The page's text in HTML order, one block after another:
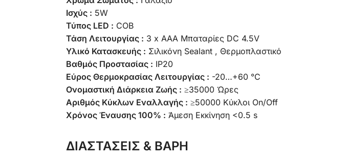
Ισχύς : 5W
Τύπος LED : COB
Τάση Λειτουργίας : 3 x ΑΑA Μπαταρίες DC 4.5V
Υλικό Κατασκευής : Σιλικόνη Sealant , Θερμοπλαστικό
Βαθμός Προστασίας : IP20
Εύρος Θερμοκρασίας Λειτουργίας : -20…+60 °C
Ονομαστική Διάρκεια Ζωής : ≥35000 Ώρες
Αριθμός Κύκλων Εναλλαγής : ≥50000 Κύκλοι On/Off
Χρόνος Έναυσης 100% : Άμεση Εκκίνηση <0.5 s
ΔΙΑΣΤΑΣΕΙΣ & ΒΑΡΗ